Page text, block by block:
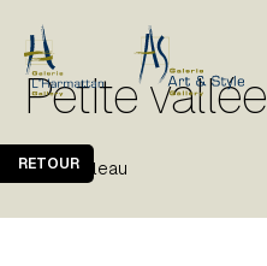
Petite vallée
Michel Pleau
RETOUR